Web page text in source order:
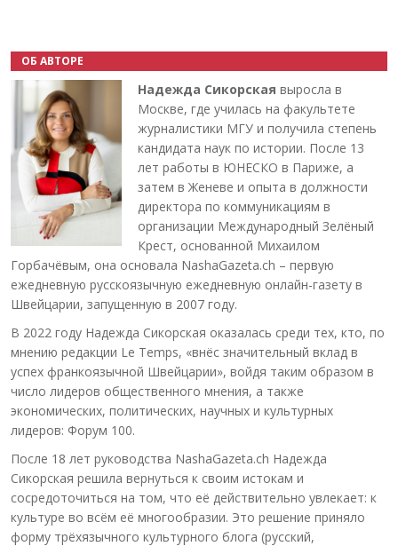
ОБ АВТОРЕ
Надежда Сикорская выросла в
Москве, где училась на факультете
журналистики МГУ и получила степень
кандидата наук по истории. После 13
лет работы в ЮНЕСКО в Париже, а
затем в Женеве и опыта в должности
директора по коммуникациям в
организации Международный Зелёный
Крест, основанной Михаилом
Горбачёвым, она основала NashaGazeta.ch – первую
ежедневную русскоязычную ежедневную онлайн-газету в
Швейцарии, запущенную в 2007 году.
В 2022 году Надежда Сикорская оказалась среди тех, кто, по
мнению редакции Le Temps, «внёс значительный вклад в
успех франкоязычной Швейцарии», войдя таким образом в
число лидеров общественного мнения, а также
экономических, политических, научных и культурных
лидеров: Форум 100.
После 18 лет руководства NashaGazeta.ch Надежда
Сикорская решила вернуться к своим истокам и
сосредоточиться на том, что её действительно увлекает: к
культуре во всём её многообразии. Это решение приняло
форму трёхязычного культурного блога (русский,